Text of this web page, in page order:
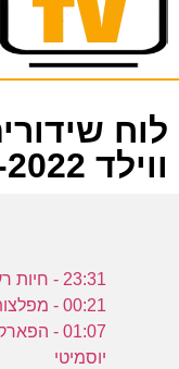
לוח
ווילד 20-09-2022
23:31 - חיות רעות 2 - 3. אסיה פסיפיק
00:21 - מפלצות נחשים
יוסמיטי